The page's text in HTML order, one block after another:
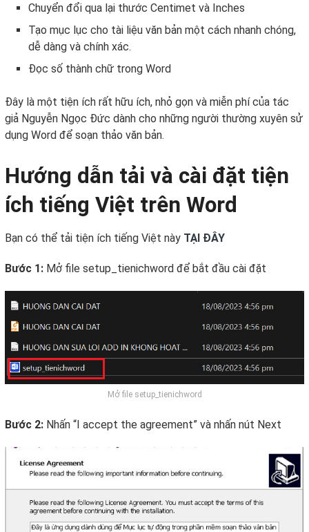
Chuyển đổi qua lại thước Centimet và Inches
Tạo mục lục cho tài liệu văn bản một cách nhanh chóng,
dễ dàng và chính xác.
Đọc số thành chữ trong Word
Đây là một tiện ích rất hữu ích, nhỏ gọn và miễn phí của tác
giả Nguyễn Ngọc Đức dành cho những người thường xuyên sử
dụng Word để soạn thảo văn bản.
Hướng dẫn tải và cài đặt tiện
ích tiếng Việt trên Word
Bạn có thể tải tiện ích tiếng Việt này TẠI ĐÂY
Bước 1: Mở file setup_tienichword để bắt đầu cài đặt
Mở file setup_tienichword
Bước 2: Nhấn “I accept the agreement” và nhấn nút Next